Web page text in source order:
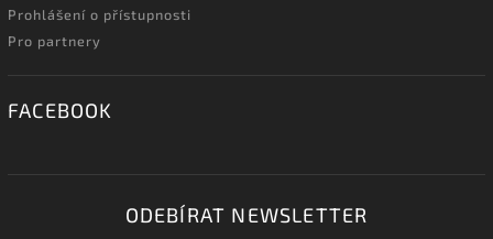
Prohlášení o přístupnosti
Pro partnery
FACEBOOK
ODEBÍRAT NEWSLETTER